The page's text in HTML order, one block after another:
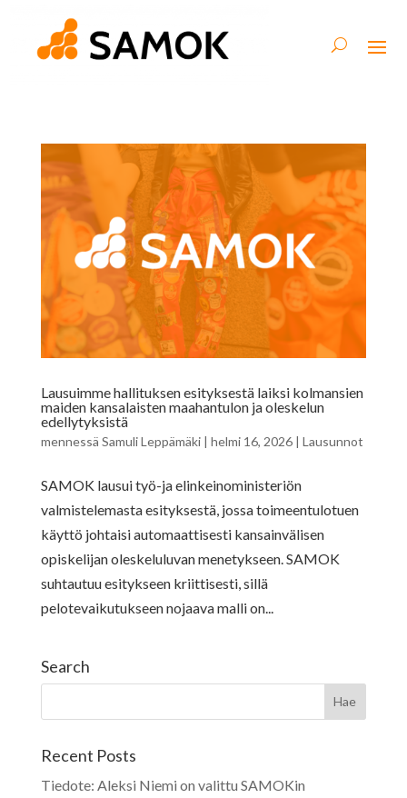
Lausuimme hallituksen esityksestä laiksi kolmansien
maiden kansalaisten maahantulon ja oleskelun
edellytyksistä
mennessä Samuli Leppämäki| helmi 16, 2026| Lausunnot
SAMOK lausui työ-ja elinkeinoministeriön
valmistelemasta esityksestä, jossa toimeentulotuen
käyttö johtaisi automaattisesti kansainvälisen
opiskelijan oleskeluluvan menetykseen. SAMOK
suhtautuu esitykseen kriittisesti, sillä
pelotevaikutukseen nojaava malli on...
Search
Recent Posts
Tiedote: Aleksi Niemi on valittu SAMOKin